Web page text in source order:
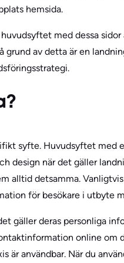
hemsida.
med dessa
av detta är en
syfte. Huvudsyftet med
design när det gäller
alltid detsamma.
för besökare i utbyte
gäller deras personliga
online om
är användbar. När du